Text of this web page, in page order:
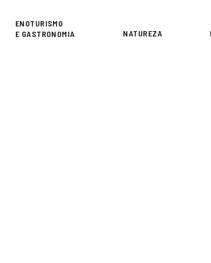
ENOTURISMO
E GASTRONOMIA
NATUREZA